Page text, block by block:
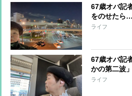
67歳オバ記
をのせたら
立たせるん
ライフ
67歳オバ記
かの第二波
直る…そのあ
ライフ